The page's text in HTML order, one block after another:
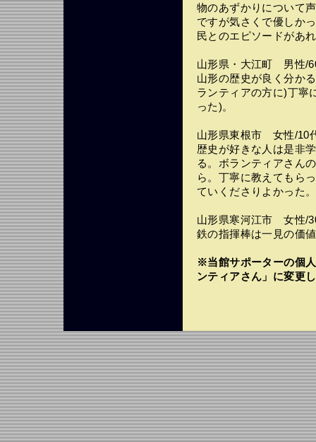
物のあずかりについて
ですが気さくで優しか
民とのエピソードがあ
山形県・大江町 男性/
山形の歴史が良く分か
ランティアの方に)丁寧
った)。
山形県東根市 女性/10
歴史が好きな人は是非
る。ボランティアさん
ら。丁寧に教えてもら
ていくださりよかった
山形県寒河江市 女性/
鉄の指揮棒は一見の価
※当館サポーターの個
ンティアさん」に変更